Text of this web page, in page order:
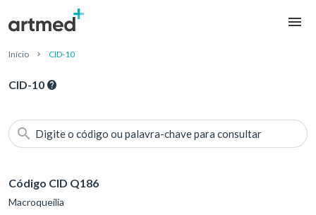
Início CID-10
CID-10
Digite o código ou palavra-chave para consultar
Código CID Q186
Macroqueilia